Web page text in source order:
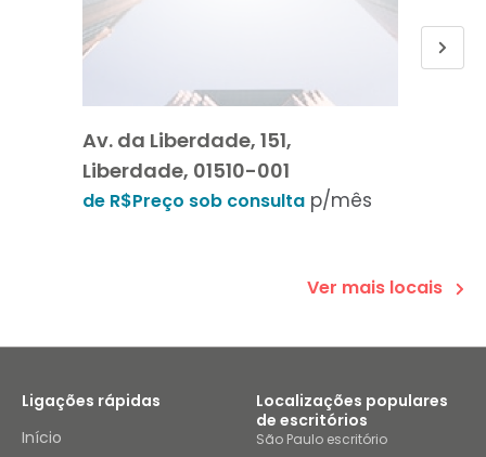
Av. da Liberdade, 151,
Liberdade, 01510-001
de R$Preço sob consulta p/mês
Ver mais locais
Ligações rápidas
Início
Localizações populares
de escritórios
São Paulo escritório